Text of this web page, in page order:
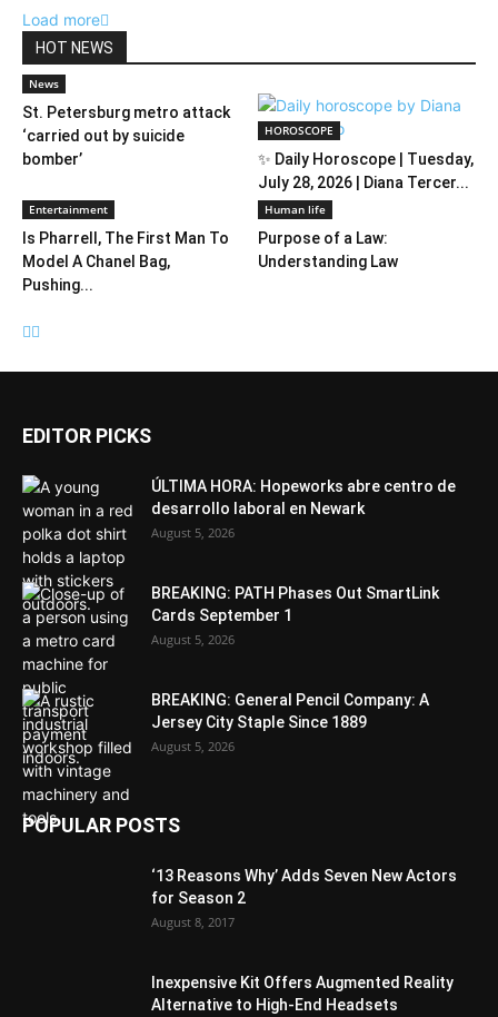
Load more
HOT NEWS
News
St. Petersburg metro attack
‘carried out by suicide
bomber’
HOROSCOPE
✨ Daily Horoscope | Tuesday,
July 28, 2026 | Diana Tercer...
Entertainment
Is Pharrell, The First Man To
Model A Chanel Bag,
Pushing...
Human life
Purpose of a Law:
Understanding Law
EDITOR PICKS
ÚLTIMA HORA: Hopeworks abre centro de
desarrollo laboral en Newark
August 5, 2026
BREAKING: PATH Phases Out SmartLink
Cards September 1
August 5, 2026
BREAKING: General Pencil Company: A
Jersey City Staple Since 1889
August 5, 2026
POPULAR POSTS
‘13 Reasons Why’ Adds Seven New Actors
for Season 2
August 8, 2017
Inexpensive Kit Offers Augmented Reality
Alternative to High-End Headsets